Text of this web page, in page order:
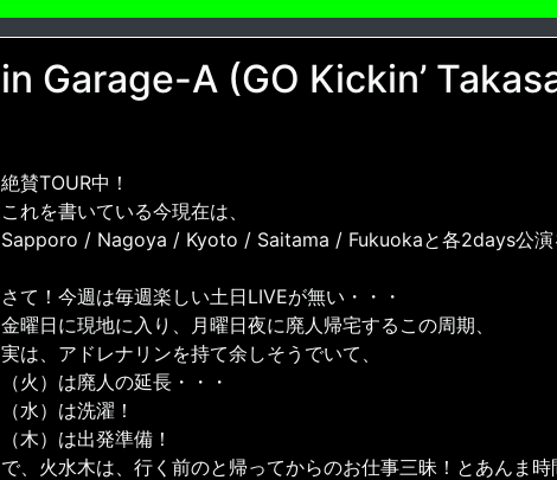
in Garage-A (GO Kickin’
絶賛TOUR中！
これを書いている今現在は、
Sapporo / Nagoya / Kyoto / Saitama / Fukuokaと各2days公演
さて！今週は毎週楽しい土日LIVEが無い・・・
金曜日に現地に入り、月曜日夜に廃人帰宅するこの周期、
実は、アドレナリンを持て余しそうでいて、
（火）は廃人の延長・・・
（水）は洗濯！
（木）は出発準備！
で、火水木は、行く前のと帰ってからのお仕事三昧！とあんま